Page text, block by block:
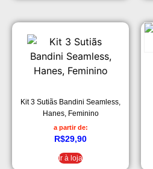
Kit 3 Sutiãs Bandini Seamless,
Hanes, Feminino
a partir de:
R$29,90
Ir à loja